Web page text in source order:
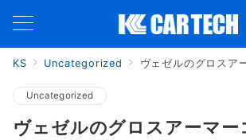
KS Uncategorized ヴェゼルのグロスア
Uncategorized
ヴェゼルのグロスアーマー